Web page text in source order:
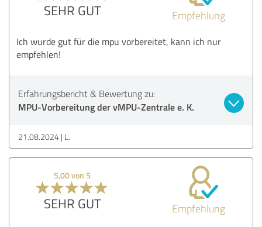
SEHR GUT Empfehlung
Ich wurde gut für die mpu vorbereitet, kann ich nur
empfehlen!
Erfahrungsbericht & Bewertung zu:
MPU-Vorbereitung der vMPU-Zentrale e. K.
21.08.2024 L.
5,00 von 5
SEHR GUT Empfehlung